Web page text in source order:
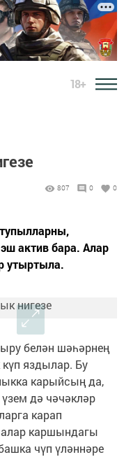
18+
807 0 0
актив бара. Алар
утыртыла.
белән шәһәрнең
яздылар. Бу
карыйсың да,
дә чәчәкләр
карап
алар каршындагы
чүп үләннәре